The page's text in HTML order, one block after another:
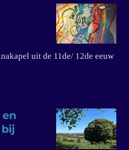
uit de 11de/ 12de eeuw